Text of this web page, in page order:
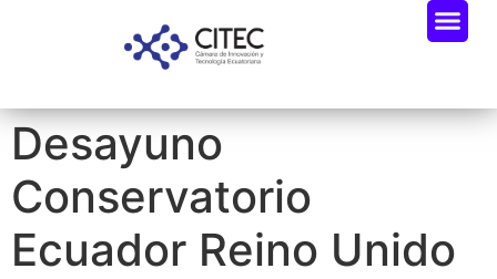
Desayuno
Conservatorio
Ecuador Reino Unido